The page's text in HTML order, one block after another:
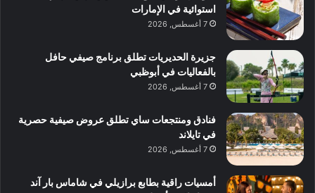
ف
ط
استوائية في الإمارات
7 أغسطس, 2026
جزيرة الحديريات تطلق برنامج صيفي حافل
بالفعاليات في أبوظبي
7 أغسطس, 2026
فنادق ومنتجعات ساي تطلق عروض صيفية حصرية
في تايلاند
7 أغسطس, 2026
أمسيات راقية بطابع برازيلي في شاماس بار آند